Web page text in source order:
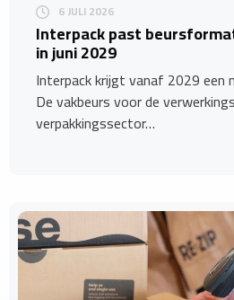
6 JULI 2026
Interpack past
in juni 2029
Interpack krijgt vanaf 2029 een
De vakbeurs voor de
verpakkingssector…